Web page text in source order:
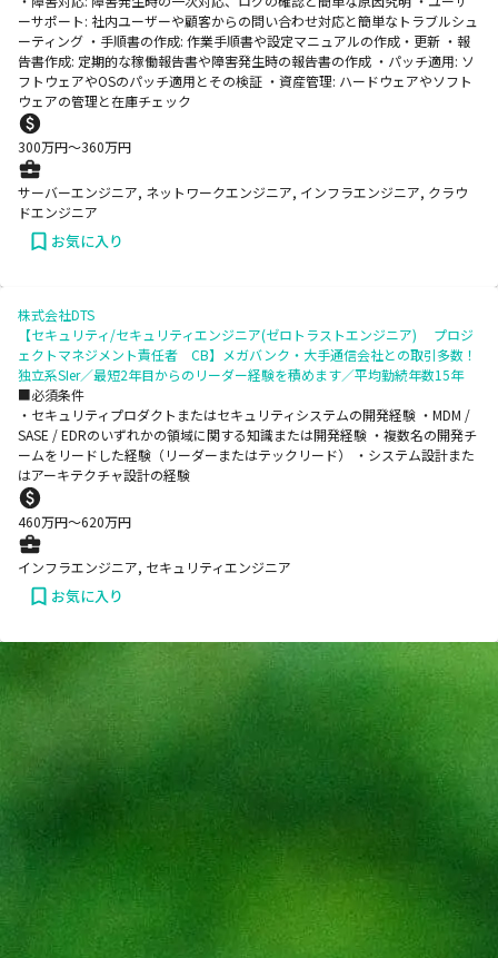
ーサポート: 社内ユーザーや顧客からの問い合わせ対応と簡単なトラブルシュ
ーティング ・手順書の作成: 作業手順書や設定マニュアルの作成・更新 ・報
告書作成: 定期的な稼働報告書や障害発生時の報告書の作成 ・パッチ適用: ソ
フトウェアやOSのパッチ適用とその検証 ・資産管理: ハードウェアやソフト
ウェアの管理と在庫チェック
300万円〜360万円
サーバーエンジニア, ネットワークエンジニア, インフラエンジニア, クラウ
ドエンジニア
お気に入り
株式会社DTS
【セキュリティ/セキュリティエンジニア(ゼロトラストエンジニア) プロジ
ェクトマネジメント責任者 CB】メガバンク・大手通信会社との取引多数！
独立系SIer／最短2年目からのリーダー経験を積めます／平均勤続年数15年
■必須条件
・セキュリティプロダクトまたはセキュリティシステムの開発経験 ・MDM /
SASE / EDRのいずれかの領域に関する知識または開発経験 ・複数名の開発チ
ームをリードした経験（リーダーまたはテックリード） ・システム設計また
はアーキテクチャ設計の経験
460万円〜620万円
インフラエンジニア, セキュリティエンジニア
お気に入り